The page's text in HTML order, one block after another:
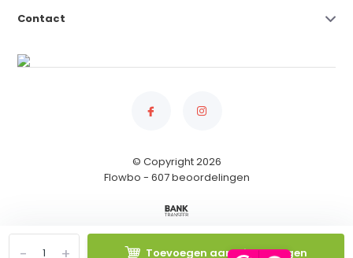
+
- Toevoegen aan winkelwagen
Contact
© Copyright 2026
Flowbo - 607 beoordelingen